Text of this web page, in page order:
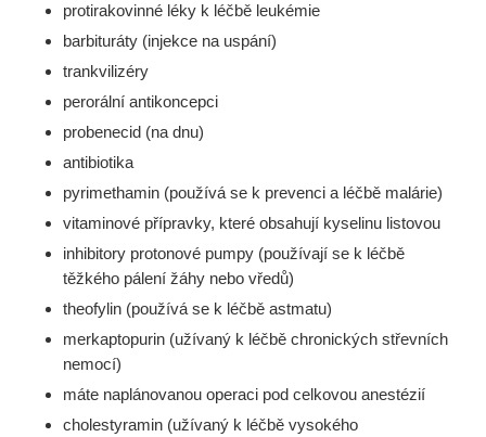
protirakovinné léky k léčbě leukémie
barbituráty (injekce na uspání)
trankvilizéry
perorální antikoncepci
probenecid (na dnu)
antibiotika
pyrimethamin (používá se k prevenci a léčbě malárie)
vitaminové přípravky, které obsahují kyselinu listovou
inhibitory protonové pumpy (používají se k léčbě
těžkého pálení žáhy nebo vředů)
theofylin (používá se k léčbě astmatu)
merkaptopurin (užívaný k léčbě chronických střevních
nemocí)
máte naplánovanou operaci pod celkovou anestézií
cholestyramin (užívaný k léčbě vysokého